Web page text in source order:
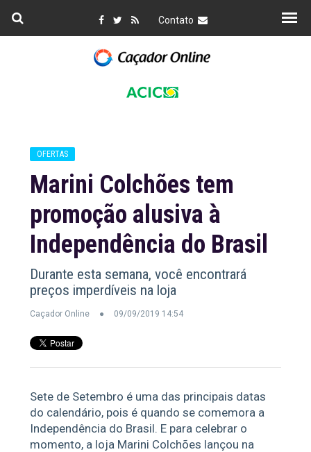
Contato
OFERTAS
Marini Colchões tem
promoção alusiva à
Independência do Brasil
Durante esta semana, você encontrará
preços imperdíveis na loja
Caçador Online 09/09/2019 14:54
Sete de Setembro é uma das principais datas
do calendário, pois é quando se comemora a
Independência do Brasil. E para celebrar o
momento, a loja Marini Colchões lançou na